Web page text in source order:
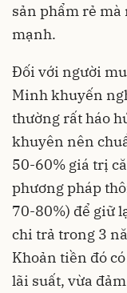
sản phẩm rẻ
mạnh.
Đối với người
Minh khuyến
thường rất háo
khuyên nên
50-60% giá trị
phương pháp
70-80%) để giữ
chi trả trong 3
Khoản tiền đó
lãi suất, vừa